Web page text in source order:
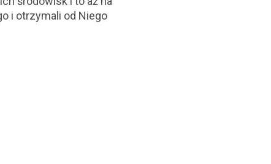
i otrzymali od Niego